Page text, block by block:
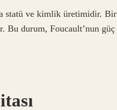
statü ve kimlik üretimidir. Bir
Bu durum, Foucault’nun güç